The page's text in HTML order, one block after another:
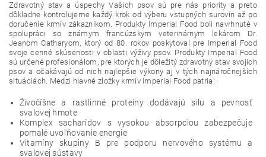
Zdravotný stav a úspechy Vašich psov sú pre nás priority a preto
dôkladne kontrolujeme každý krok od výberu vstupných surovín až po
doručenie krmív zákazníkom. Produkty Imperial Food boli navrhnuté v
spolupráci so známym francúzskym veterinárnym lekárom Dr.
Jeanom Catharyom, ktorý od 80. rokov poskytoval pre Imperial Food
svoje cenné skúsenosti v oblasti výživy psov. Produkty Imperial Food
sú určené profesionálom, pre ktorých je dôležitý zdravotný stav svojich
psov a očakávajú od nich najlepšie výkony aj v tých najnáročnejších
situáciách. Medzi hlavné zložky krmív Imperial Food patria:
Živočíšne a rastlinné proteíny dodávajú silu a pevnosť
svalovej hmote
Komplex sacharidov s vysokou absorpciou zabezpečuje
pomalé uvoľňovanie energie
Vitamíny skupiny B pre podporu nervového systému a
svalovej sústavy